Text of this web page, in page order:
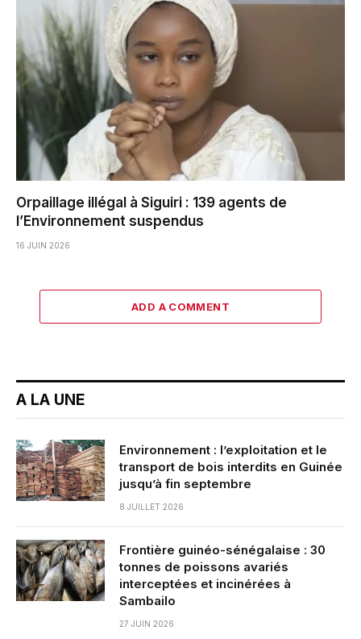
Orpaillage illégal à Siguiri : 139 agents de
l’Environnement suspendus
16 JUIN 2026
ADD A COMMENT
A LA UNE
Environnement : l’exploitation et le
transport de bois interdits en Guinée
jusqu’à fin septembre
8 JUILLET 2026
Frontière guinéo-sénégalaise : 30
tonnes de poissons avariés
interceptées et incinérées à
Sambailo
27 JUIN 2026